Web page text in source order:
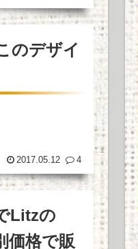
のデザイ
2017.05.12 4
Litzの
価格で販